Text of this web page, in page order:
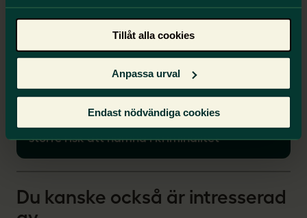
Tillåt alla cookies
Anpassa urval
Endast nödvändiga cookies
Förbundsordförande Anna Olskog om
Sveriges Lärares undersökning
Vi Lärare
Uutiset
Elever utan godkända slutbetyg löper
större risk att hamna i kriminalitet
Du kanske också är intresserad